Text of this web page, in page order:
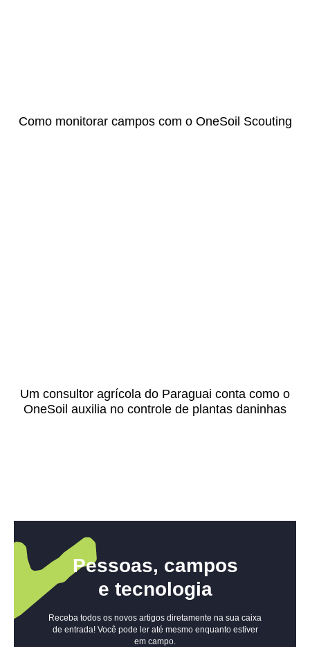
Como monitorar campos com o OneSoil Scouting
Um consultor agrícola do Paraguai conta como o
OneSoil auxilia no controle de plantas daninhas
Pessoas, campos
e tecnologia
Receba todos os novos artigos diretamente na sua caixa
de entrada! Você pode ler até mesmo enquanto estiver
em campo.